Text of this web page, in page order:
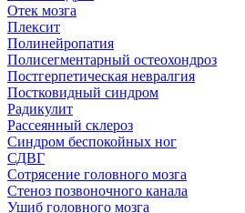
Отек мозга
Плексит
Полинейропатия
Полисегментарный остеохондроз
Постгерпетическая невралгия
Постковидный синдром
Радикулит
Рассеянный склероз
Синдром беспокойных ног
СДВГ
Сотрясение головного мозга
Стеноз позвоночного канала
Ушиб головного мозга